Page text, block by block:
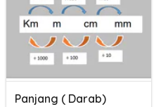
Panjang ( Darab)